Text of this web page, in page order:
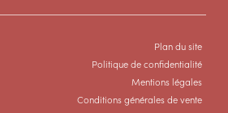
Plan du site
Politique de confidentialité
Mentions légales
Conditions générales de vente